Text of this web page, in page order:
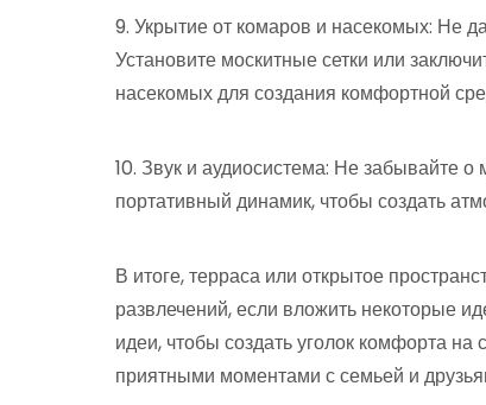
9. Укрытие от комаров и насекомых: Не
Установите москитные сетки или
насекомых для создания комфортной
10. Звук и аудиосистема: Не забывайте
портативный динамик, чтобы создать
В итоге, терраса или открытое
развлечений, если вложить некоторые
идеи, чтобы создать уголок комфорта
приятными моментами с семьей и